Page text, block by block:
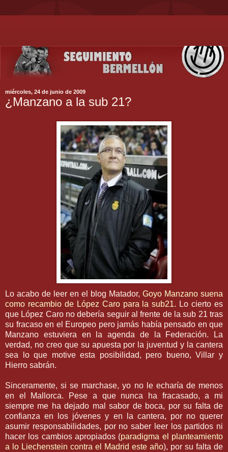
miércoles, 24 de junio de 2009
¿Manzano a la sub 21?
Lo acabo de leer en el blog Matador, Goyo Manzano suena
como recambio de LópezCaro para lasub21. Lo cierto es
que López Caro no debería seguir al frente de lasub 21 tras
su fracaso en el Europeo pero jamás había pensado en que
Manzano estuviera en la agenda de la Federación. La
verdad, no creo que su apuesta por la juventud y la cantera
sea lo que motive esta posibilidad, pero bueno,Villar y
Hierro sabrán.
Sinceramente, si se marchase, yo no le echaría de menos
en el Mallorca. Pese a que nunca ha fracasado, a mi
siempre me ha dejado mal sabor de boca, por su falta de
confianza en los jóvenes y en la cantera, por no querer
asumir responsabilidades, por no saber leer los partidos ni
hacer los cambios apropiados (paradigma el planteamiento
a lo Liechenstein contra el Madrid este año), por su falta de